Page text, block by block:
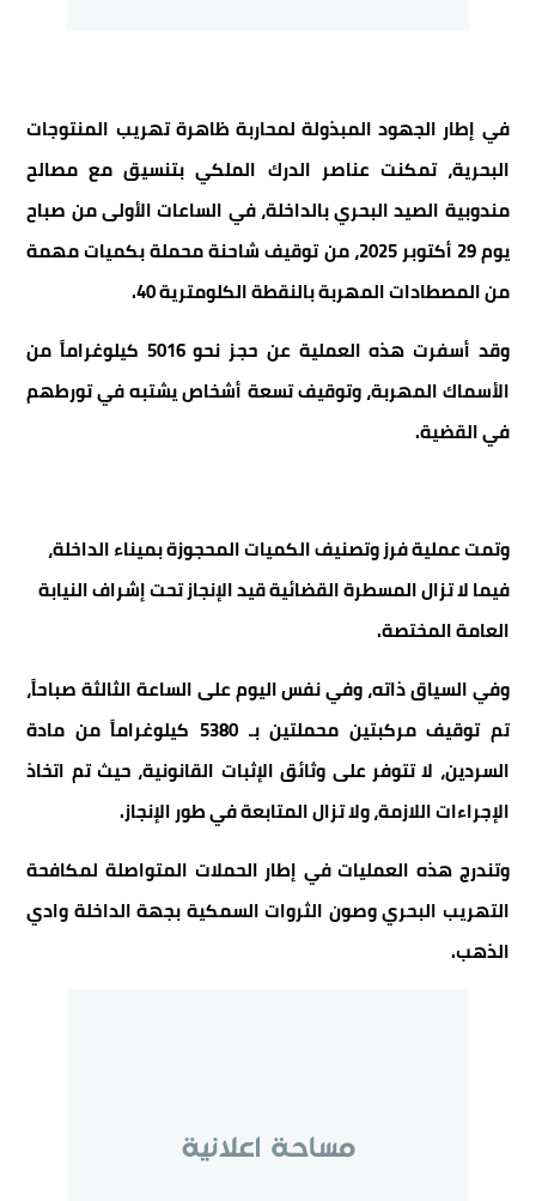
في إطار الجهود المبذولة لمحاربة ظاهرة تهريب المنتوجات
البحرية، تمكنت عناصر الدرك الملكي بتنسيق مع مصالح
مندوبية الصيد البحري بالداخلة، في الساعات الأولى من صباح
يوم 29 أكتوبر 2025، من توقيف شاحنة محملة بكميات مهمة
من المصطادات المهربة بالنقطة الكلومترية 40.
وقد أسفرت هذه العملية عن حجز نحو 5016 كيلوغراماً من
الأسماك المهربة، وتوقيف تسعة أشخاص يشتبه في تورطهم
في القضية.
وتمت عملية فرز وتصنيف الكميات المحجوزة بميناء الداخلة،
فيما لا تزال المسطرة القضائية قيد الإنجاز تحت إشراف النيابة
العامة المختصة.
وفي السياق ذاته، وفي نفس اليوم على الساعة الثالثة صباحاً،
تم توقيف مركبتين محملتين بـ 5380 كيلوغراماً من مادة
السردين، لا تتوفر على وثائق الإثبات القانونية، حيث تم اتخاذ
الإجراءات اللازمة، ولا تزال المتابعة في طور الإنجاز.
وتندرج هذه العمليات في إطار الحملات المتواصلة لمكافحة
التهريب البحري وصون الثروات السمكية بجهة الداخلة وادي
الذهب.